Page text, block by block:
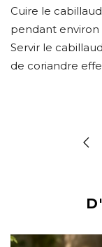
Cuire le
pendant
Servir le
de coriandre